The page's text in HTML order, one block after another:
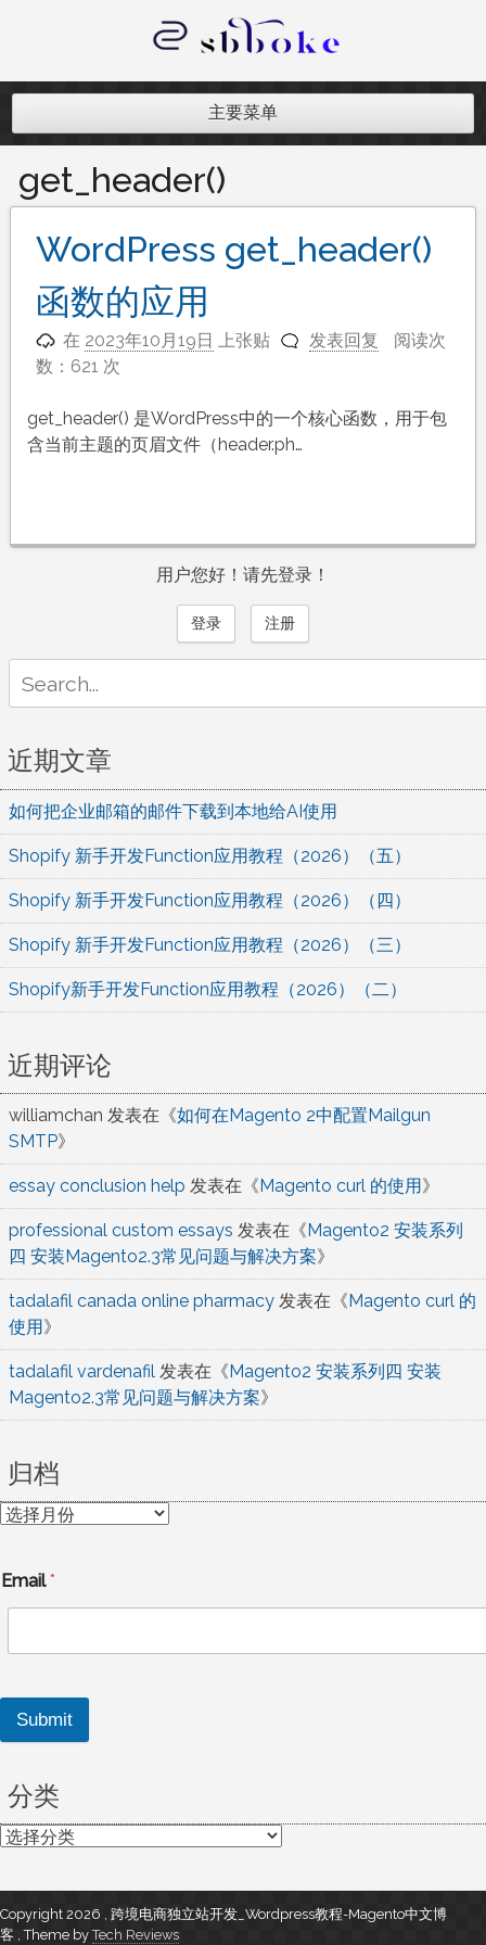
内
记录跨境电商独立站开发遇到的点点
主要菜单
get_header()
WordPress get_header()
函数的应用
在 2023年10月19日 上张贴 发表回复
阅读次
数：621 次
get_header() 是WordPress中的一个核心函数，用于包
含当前主题的页眉文件（header.ph…
用户您好！请先登录！
登录 注册
for:
近期文章
如何把企业邮箱的邮件下载到本地给AI使用
Shopify 新手开发Function应用教程（2026）（五）
Shopify 新手开发Function应用教程（2026）（四）
Shopify 新手开发Function应用教程（2026）（三）
Shopify新手开发Function应用教程（2026）（二）
近期评论
williamchan 发表在《如何在Magento 2中配置Mailgun
SMTP》
essay conclusion help 发表在《Magento curl 的使用》
professional custom essays 发表在《Magento2 安装系列
四 安装Magento2.3常见问题与解决方案》
tadalafil canada online pharmacy 发表在《Magento curl 的
使用》
tadalafil vardenafil 发表在《Magento2 安装系列四 安装
Magento2.3常见问题与解决方案》
归档
归
Email*
Submit
分类
分
Copyright 2026 , 跨境电商独立站开发_Wordpress教程-Magento中文博
客 ,Theme byTech Reviews